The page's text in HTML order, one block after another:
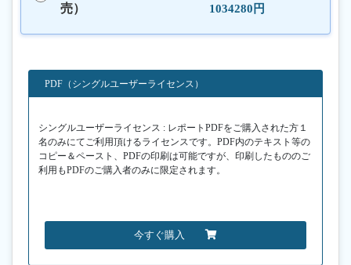
売）
1034280円
PDF（シングルユーザーライセンス）
シングルユーザーライセンス : レポートPDFをご購入された方１
名のみにてご利用頂けるライセンスです。PDF内のテキスト等の
コピー＆ペースト、PDFの印刷は可能ですが、印刷したもののご
利用もPDFのご購入者のみに限定されます。
今すぐ購入